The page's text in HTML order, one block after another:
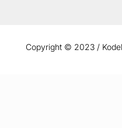
Copyright © 2023 /